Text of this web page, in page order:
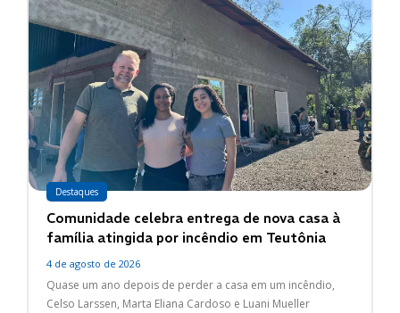
Destaques
Comunidade celebra entrega de nova casa à
família atingida por incêndio em Teutônia
4 de agosto de 2026
Quase um ano depois de perder a casa em um incêndio,
Celso Larssen, Marta Eliana Cardoso e Luani Mueller